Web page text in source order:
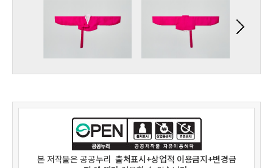
본 저작물은공공누리 출처표시+상업적 이용금지+변경금